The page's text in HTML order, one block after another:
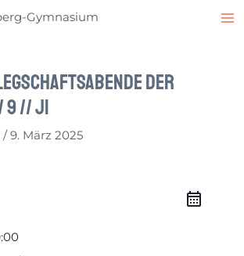
der
// J1
/9. März 2025